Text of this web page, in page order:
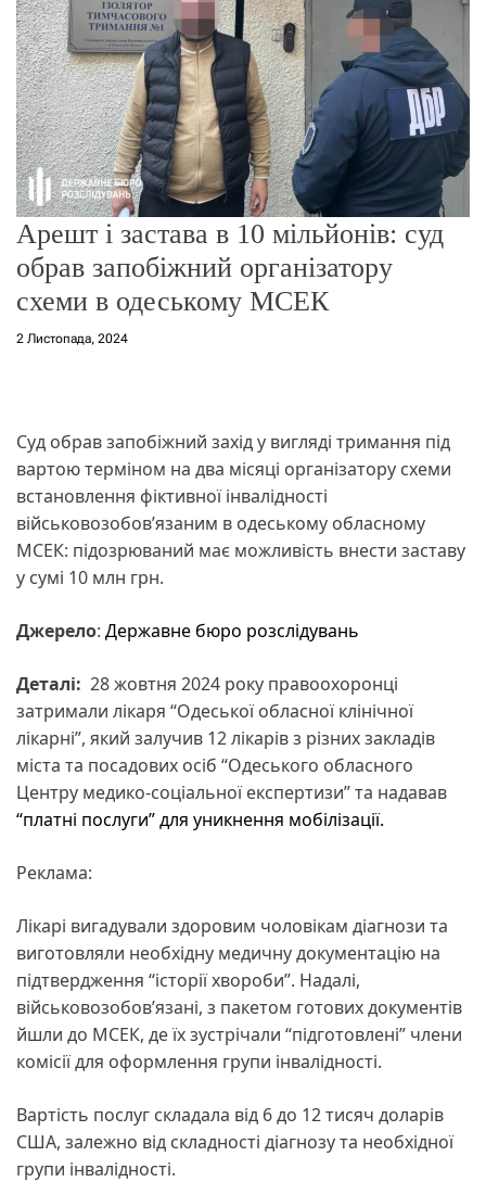
о
е
ж
и
м
у
Арешт і застава в 10 мільйонів: суд
обрав запобіжний організатору
схеми в одеському МСЕК
2 Листопада, 2024
Суд обрав запобіжний захід у вигляді тримання під
вартою терміном на два місяці організатору схеми
встановлення фіктивної інвалідності
військовозобов’язаним в одеському обласному
МСЕК: підозрюваний має можливість внести заставу
у сумі 10 млн грн.
Джерело: Державне бюро розслідувань
Деталі: 28 жовтня 2024 року правоохоронці
затримали лікаря “Одеської обласної клінічної
лікарні”, який залучив 12 лікарів з різних закладів
міста та посадових осіб “Одеського обласного
Центру медико-соціальної експертизи” та надавав
“платні послуги” для уникнення мобілізації.
Реклама:
Лікарі вигадували здоровим чоловікам діагнози та
виготовляли необхідну медичну документацію на
підтвердження “історії хвороби”. Надалі,
військовозобов’язані, з пакетом готових документів
йшли до МСЕК, де їх зустрічали “підготовлені” члени
комісії для оформлення групи інвалідності.
Вартість послуг складала від 6 до 12 тисяч доларів
США, залежно від складності діагнозу та необхідної
групи інвалідності.